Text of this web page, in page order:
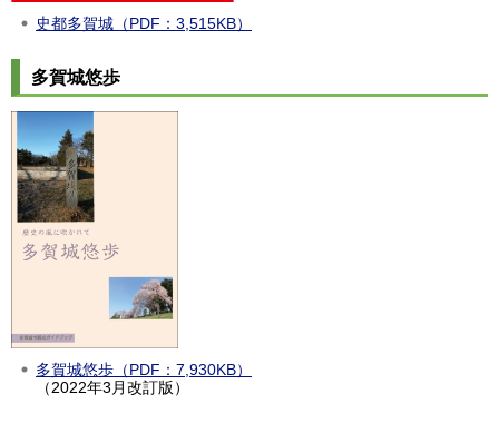
史都多賀城（PDF：3,515KB）
多賀城悠歩
多賀城悠歩（PDF：7,930KB）
（2022年3月改訂版）